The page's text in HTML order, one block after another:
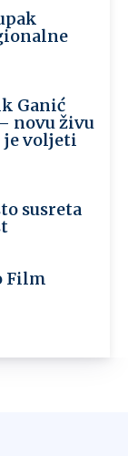
Ganić
novu živu
je voljeti
susreta
Film